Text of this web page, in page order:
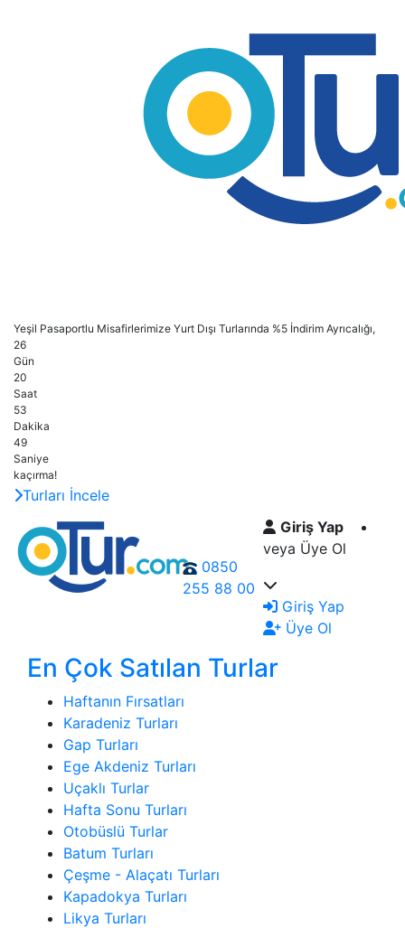
Yeşil Pasaportlu Misafirlerimize Yurt Dışı Turlarında %5 İndirim Ayrıcalığı,
26
Gün
20
Saat
53
Dakika
48
Saniye
kaçırma!
Turları İncele
0850
255 88 00
Giriş Yap
veya Üye Ol
Giriş Yap
Üye Ol
En Çok Satılan Turlar
Haftanın Fırsatları
Karadeniz Turları
Gap Turları
Ege Akdeniz Turları
Uçaklı Turlar
Hafta Sonu Turları
Otobüslü Turlar
Batum Turları
Çeşme - Alaçatı Turları
Kapadokya Turları
Likya Turları